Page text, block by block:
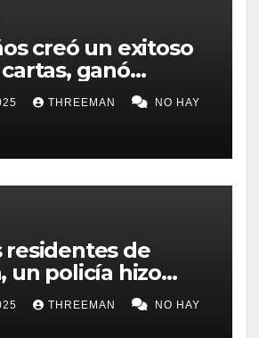
creó un exitoso
ganó
ahora vendió la
cumplir su sueño
THREEMAN NO HAY
residentes de
un policía hizo
un examen para
ascenso en Santa
THREEMAN NO HAY